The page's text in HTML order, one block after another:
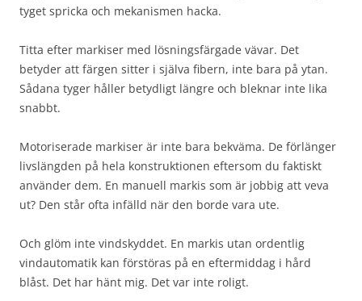
tyget spricka och mekanismen hacka.
Titta efter markiser med lösningsfärgade vävar. Det
betyder att färgen sitter i själva fibern, inte bara på ytan.
Sådana tyger håller betydligt längre och bleknar inte lika
snabbt.
Motoriserade markiser är inte bara bekväma. De förlänger
livslängden på hela konstruktionen eftersom du faktiskt
använder dem. En manuell markis som är jobbig att veva
ut? Den står ofta infälld när den borde vara ute.
Och glöm inte vindskyddet. En markis utan ordentlig
vindautomatik kan förstöras på en eftermiddag i hård
blåst. Det har hänt mig. Det var inte roligt.